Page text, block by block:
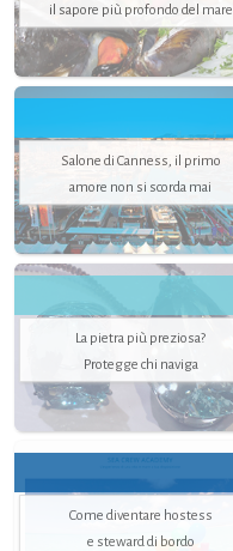
il sapore più profondo del mare
Salone di Canness, il primo
amore non si scorda mai
La pietra più preziosa?
Protegge chi naviga
Come diventare hostess
e steward di bordo